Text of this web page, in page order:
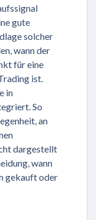
gute
solcher
wann der
für eine
ist.
in
So
an
dargestellt
wann
gekauft oder